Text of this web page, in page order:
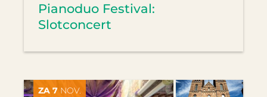
Pianoduo Festival:
Slotconcert
ZA 7 NOV.